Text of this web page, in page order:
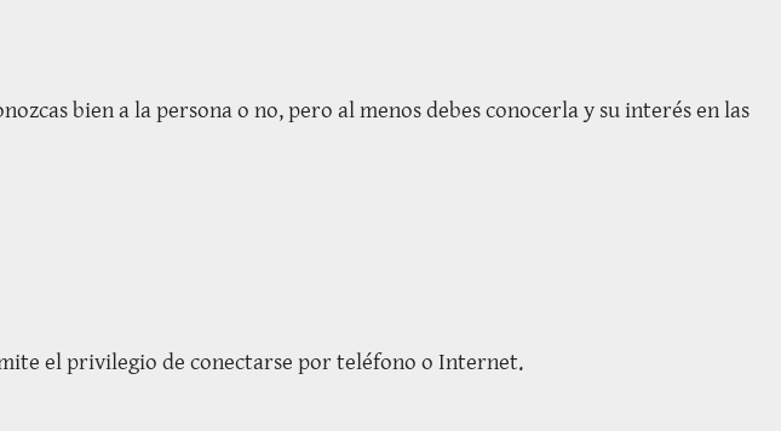
bien a la persona o no, pero al menos debes conocerla y su interés en las
el privilegio de conectarse por teléfono o Internet.